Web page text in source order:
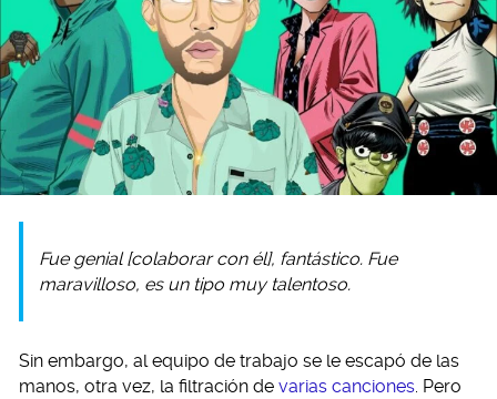
Fue genial [colaborar con él], fantástico. Fue
maravilloso, es un tipo muy talentoso.
Sin embargo, al equipo de trabajo se le escapó de las
manos, otra vez, la filtración de varias canciones. Pero